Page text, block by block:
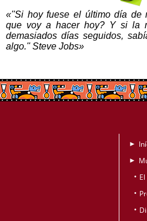
«''Si hoy fuese el último día de
que voy a hacer hoy? Y si la
demasiados días seguidos,
algo.'' Steve Jobs»
►
►
•
•
•